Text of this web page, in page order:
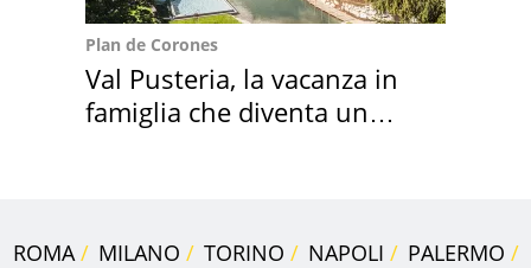
Plan de Corones
Val Pusteria, la vacanza in
famiglia che diventa un
ROMA MILANO TORINO NAPOLI
PALERMO